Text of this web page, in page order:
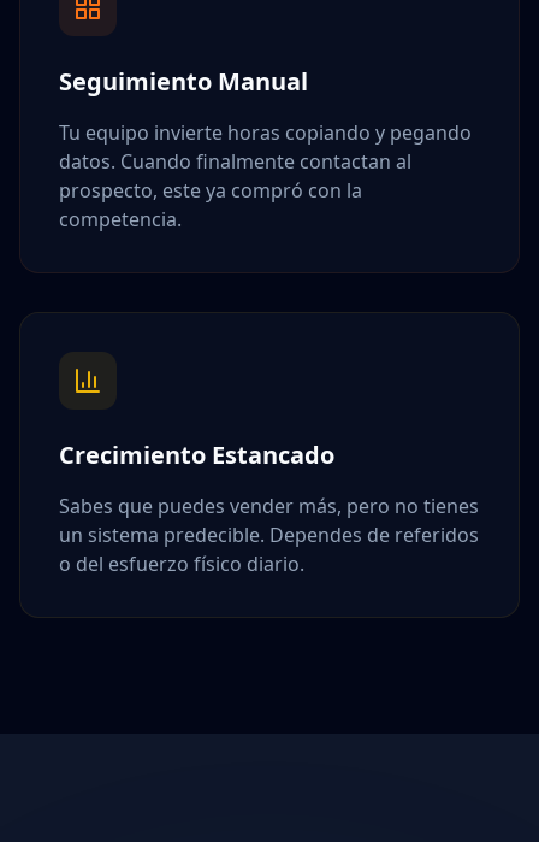
Seguimiento Manual
Tu equipo invierte horas copiando y pegando
datos. Cuando finalmente contactan al
prospecto, este ya compró con la
competencia.
Crecimiento Estancado
Sabes que puedes vender más, pero no tienes
un sistema predecible. Dependes de referidos
o del esfuerzo físico diario.